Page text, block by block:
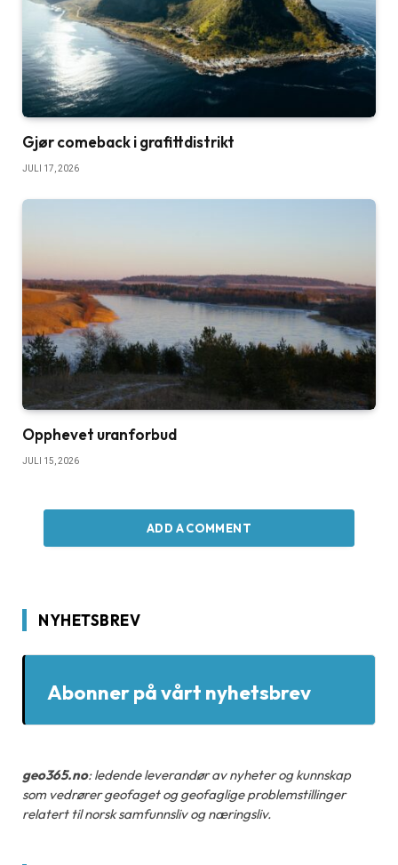
Gjør comeback i grafittdistrikt
JULI 17, 2026
Opphevet uranforbud
JULI 15, 2026
ADD A COMMENT
NYHETSBREV
Abonner på vårt nyhetsbrev
geo365.no: ledende leverandør av nyheter og kunnskap
som vedrører geofaget og geofaglige problemstillinger
relatert til norsk samfunnsliv og næringsliv.